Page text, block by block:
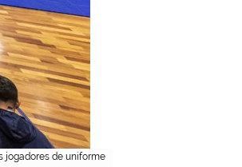
jogadores de uniforme